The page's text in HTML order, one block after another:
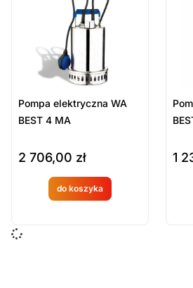
Kategorie Produktów
Sprzęt ratowniczy
Wyposażenie techniczne i
Pompa elektryczna WA
BEST 4 MA
2 706,00 zł
do koszyka
Produkt
dostępny
1